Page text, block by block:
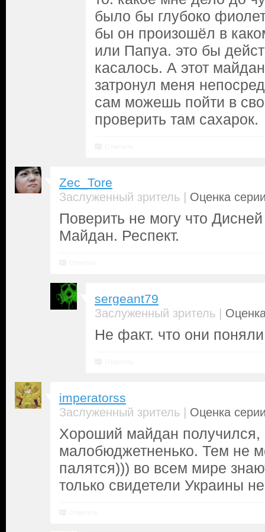
было бы глубоко
бы он произошёл в
или Папуа. это бы
касалось. А этот
затронул меня
сам можешь пойти в
проверить там сахарок.
Zec_Tore
Заслуженный зритель | Оценка
Поверить не могу что
Майдан. Респект.
sergeant79
Заслуженный зритель |
Не факт. что они
imperatorss
Заслуженный зритель | Оценка
Хороший майдан получился,
малобюджетненько. Тем не
палятся))) во всем мире
только свидетели Украины